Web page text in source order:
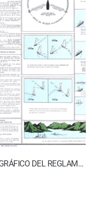
CARTA SHOA N° 470 – RESUMEN GRÁFICO DEL REGLAMENTO INTERNACIONAL PARA PREVENIR LOS ABORDAJES